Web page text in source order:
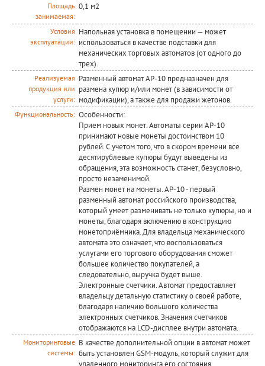
Площадь
занимаемая:
0,1 м2
Условия
эксплуатации:
Напольная установка в помещении — может
использоваться в качестве подставки для
механических торговых автоматов (от одного до
трех).
Реализуемая
продукция или
услуги:
Разменный автомат АР-10 предназначен для
размена купюр и/или монет (в зависимости от
модификации), а также для продажи жетонов.
Функциональность: Особенности:
Прием новых монет. Автоматы серии АР-10
принимают новые монеты достоинством 10
рублей. С учетом того, что в скором времени все
десятирублевые купюры будут выведены из
обращения, эта возможность станет, безусловно,
просто незаменимой.
Размен монет на монеты. АР-10 - первый
разменный автомат российского производства,
который умеет разменивать не только купюры, но и
монеты, благодаря включению в конструкцию
монетоприёмника. Для владельца механического
автомата это означает, что воспользоваться
услугами его торгового оборудования сможет
большее количество покупателей, а
следовательно, выручка будет выше.
Электронные счетчики. Автомат предоставляет
владельцу детальную статистику о своей работе,
благодаря наличию большого количества
электронных счетчиков. Значения счетчиков
отображаются на LCD-дисплее внутри автомата.
Мониторинговые
системы:
В качестве дополнительной опции в автомат может
быть установлен GSM-модуль, который служит для
удаленного мониторинга его состояния.